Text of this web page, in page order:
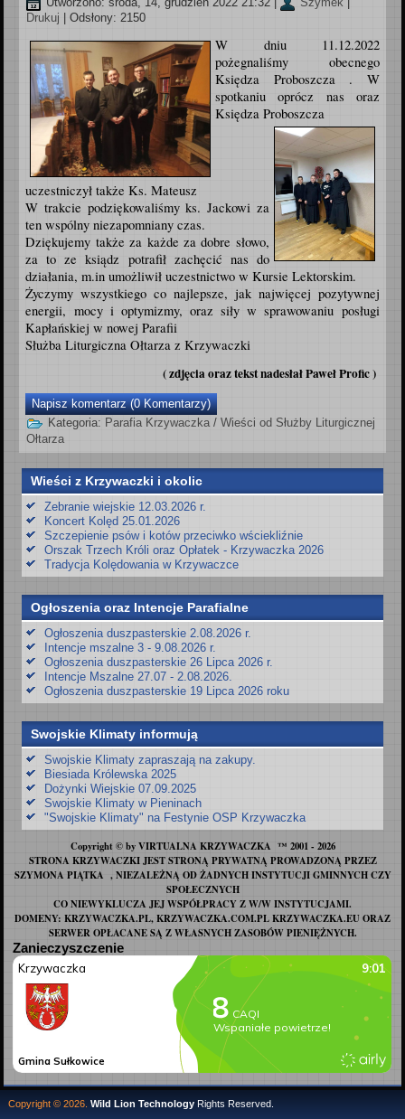
Drukuj
| Odsłony: 2150
W dniu 11.12.2022
pożegnaliśmy obecnego
Księdza Proboszcza . W
spotkaniu oprócz nas oraz
Księdza Proboszcza
uczestniczył także Ks. Mateusz
W trakcie podziękowaliśmy ks. Jackowi za
ten wspólny niezapomniany czas.
Dziękujemy także za każde za dobre słowo,
za to ze ksiądz potrafił zachęcić nas do
działania, m.in umożliwił uczestnictwo w Kursie Lektorskim.
Życzymy wszystkiego co najlepsze, jak najwięcej pozytywnej
energii, mocy i optymizmy, oraz siły w sprawowaniu posługi
Kapłańskiej w nowej Parafii
Służba Liturgiczna Ołtarza z Krzywaczki
( zdjęcia oraz tekst nadesłał Paweł Profic )
Napisz komentarz (0 Komentarzy)
Kategoria: Parafia Krzywaczka/Wieści od Służby Liturgicznej
Ołtarza
Wieści z Krzywaczki i okolic
Zebranie wiejskie 12.03.2026 r.
Koncert Kolęd 25.01.2026
Szczepienie psów i kotów przeciwko wściekliźnie
Orszak Trzech Króli oraz Opłatek - Krzywaczka 2026
Tradycja Kolędowania w Krzywaczce
Ogłoszenia oraz Intencje Parafialne
Ogłoszenia duszpasterskie 2.08.2026 r.
Intencje mszalne 3 - 9.08.2026 r.
Ogłoszenia duszpasterskie 26 Lipca 2026 r.
Intencje Mszalne 27.07 - 2.08.2026.
Ogłoszenia duszpasterskie 19 Lipca 2026 roku
Swojskie Klimaty informują
Swojskie Klimaty zapraszają na zakupy.
Biesiada Królewska 2025
Dożynki Wiejskie 07.09.2025
Swojskie Klimaty w Pieninach
"Swojskie Klimaty" na Festynie OSP Krzywaczka
Copyright © by VIRTUALNA KRZYWACZKA ™ 2001 - 2026
STRONA KRZYWACZKI JEST STRONĄ PRYWATNĄ PROWADZONĄ PRZEZ
SZYMONA PIĄTKA , NIEZALEŻNĄ OD ŻADNYCH INSTYTUCJI GMINNYCH CZY
SPOŁECZNYCH
CO NIEWYKLUCZA JEJ WSPÓŁPRACY Z W/W INSTYTUCJAMI.
DOMENY: KRZYWACZKA.PL, KRZYWACZKA.COM.PL KRZYWACZKA.EU ORAZ
SERWER OPŁACANE SĄ Z WŁASNYCH ZASOBÓW PIENIĘŻNYCH.
Zanieczyszczenie
Copyright © 2026. Wild Lion TechnologyRights Reserved.